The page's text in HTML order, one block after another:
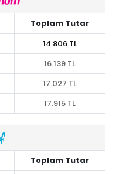
Toplam Tutar
14.806 TL
16.139 TL
17.027 TL
17.915 TL
Toplam Tutar